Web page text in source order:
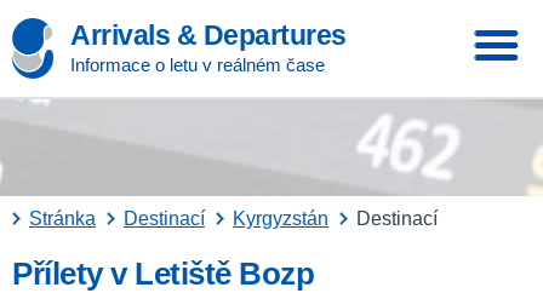
Arrivals & Departures
Informace o letu v reálném čase
Stránka Destinací Kyrgyzstán Destinací
Přílety v Letiště Bozp